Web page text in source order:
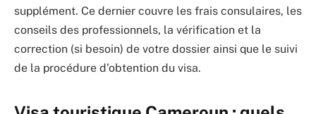
supplément. Ce dernier couvre les frais consulaires, les
conseils des professionnels, la vérification et la
correction (si besoin) de votre dossier ainsi que le suivi
de la procédure d’obtention du visa.